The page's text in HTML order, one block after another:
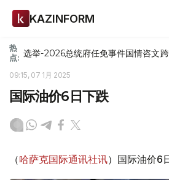
KAZINFORM
热
点: 选举-2026总统府任免事件国情咨文
09:15, 07 1月 2025
国际油价6日下跌
（哈萨克国际通讯社讯）国际油价6